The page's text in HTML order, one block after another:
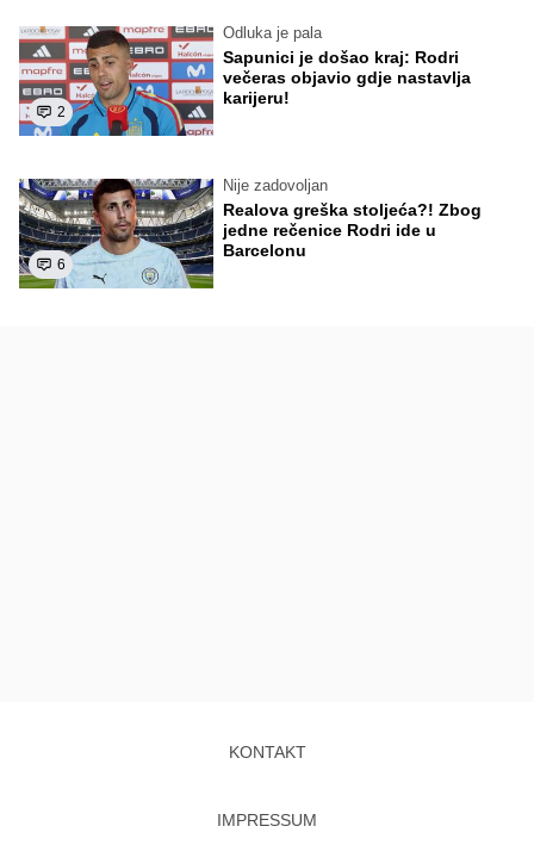
2
Odluka je pala
Sapunici je došao kraj: Rodri
večeras objavio gdje nastavlja
karijeru!
6
Nije zadovoljan
Realova greška stoljeća?! Zbog
jedne rečenice Rodri ide u
Barcelonu
KONTAKT
IMPRESSUM